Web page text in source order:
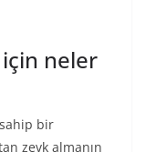
için neler
bir
zevk almanın